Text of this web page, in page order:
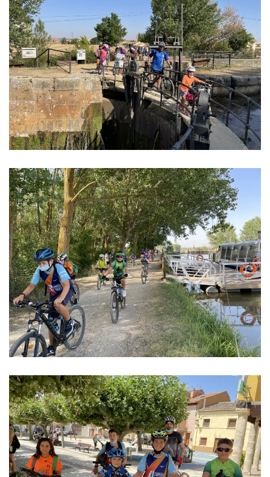
Ver imagen
Ver imagen
Ver imagen